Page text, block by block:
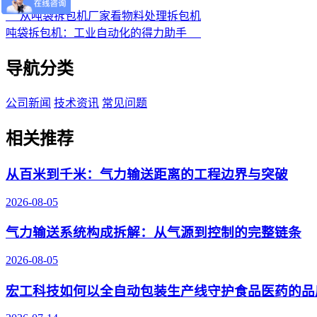
从吨袋拆包机厂家看物料处理拆包机
吨袋拆包机：工业自动化的得力助手
导航分类
公司新闻 技术资讯 常见问题
相关推荐
从百米到千米：气力输送距离的工程边界与突破
2026-08-05
气力输送系统构成拆解：从气源到控制的完整链条
2026-08-05
宏工科技如何以全自动包装生产线守护食品医药的